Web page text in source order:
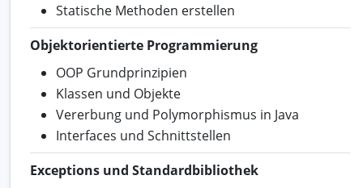
Statische Methoden erstellen
Objektorientierte Programmierung
OOP Grundprinzipien
Klassen und Objekte
Vererbung und Polymorphismus in Java
Interfaces und Schnittstellen
Exceptions und Standardbibliothek